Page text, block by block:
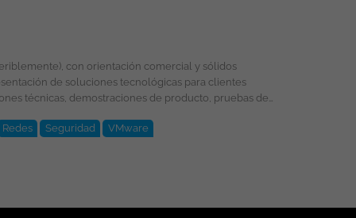
de soluciones tecnológicas para clientes
Redes Seguridad
VMware